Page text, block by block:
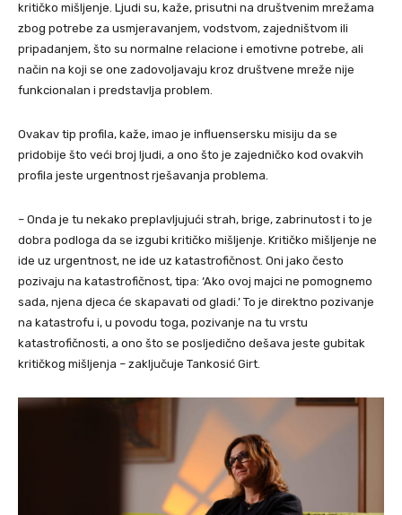
kritičko mišljenje. Ljudi su, kaže, prisutni na društvenim mrežama
zbog potrebe za usmjeravanjem, vodstvom, zajedništvom ili
pripadanjem, što su normalne relacione i emotivne potrebe, ali
način na koji se one zadovoljavaju kroz društvene mreže nije
funkcionalan i predstavlja problem.
Ovakav tip profila, kaže, imao je influensersku misiju da se
pridobije što veći broj ljudi, a ono što je zajedničko kod ovakvih
profila jeste urgentnost rješavanja problema.
– Onda je tu nekako preplavljujući strah, brige, zabrinutost i to je
dobra podloga da se izgubi kritičko mišljenje. Kritičko mišljenje ne
ide uz urgentnost, ne ide uz katastrofičnost. Oni jako često
pozivaju na katastrofičnost, tipa: ‘Ako ovoj majci ne pomognemo
sada, njena djeca će skapavati od gladi.’ To je direktno pozivanje
na katastrofu i, u povodu toga, pozivanje na tu vrstu
katastrofičnosti, a ono što se posljedično dešava jeste gubitak
kritičkog mišljenja – zaključuje Tankosić Girt.